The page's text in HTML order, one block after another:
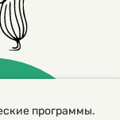
программы.